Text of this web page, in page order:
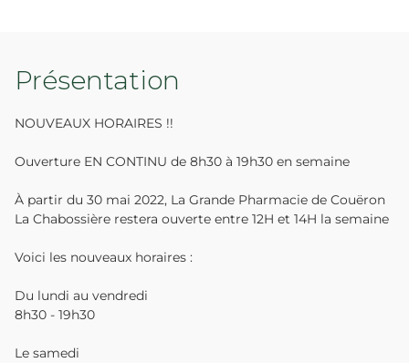
Présentation
NOUVEAUX HORAIRES !!
Ouverture EN CONTINU de 8h30 à 19h30 en semaine
À partir du 30 mai 2022, La Grande Pharmacie de Couëron
La Chabossière restera ouverte entre 12H et 14H la semaine
Voici les nouveaux horaires :
Du lundi au vendredi
8h30 - 19h30
Le samedi